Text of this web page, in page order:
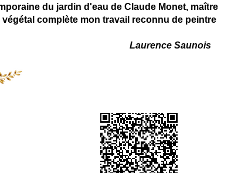
du jardin d'eau de Claude Monet, maître
complète mon travail reconnu de peintre
Laurence Saunois